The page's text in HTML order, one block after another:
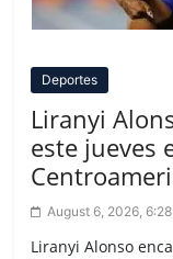
Deportes
Liranyi
este jueves
August 6, 2026,
Liranyi Alonso